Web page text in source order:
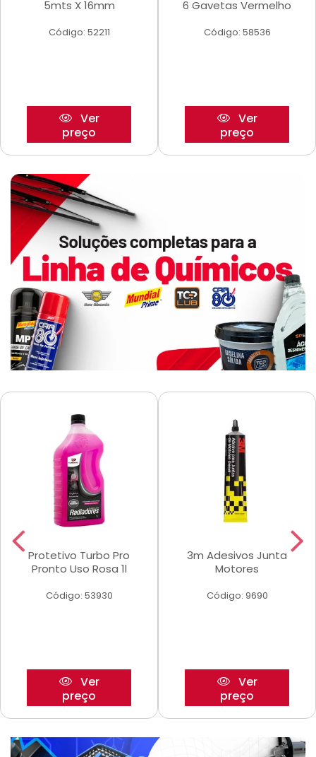
5mts X 16mm
Código: 52211
Ver
preço
6 Gavetas Vermelho
Código: 58536
Ver
preço
Protetivo Turbo Pro
Pronto Uso Rosa 1l
Código: 53930
Ver
preço
3m Adesivos Junta
Motores
Código: 9690
Ver
preço